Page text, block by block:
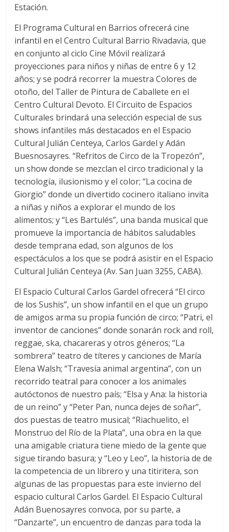
Estación.
El Programa Cultural en Barrios ofrecerá cine
infantil en el Centro Cultural Barrio Rivadavia, que
en conjunto al ciclo Cine Móvil realizará
proyecciones para niños y niñas de entre 6 y 12
años; y se podrá recorrer la muestra Colores de
otoño, del Taller de Pintura de Caballete en el
Centro Cultural Devoto. El Circuito de Espacios
Culturales brindará una selección especial de sus
shows infantiles más destacados en el Espacio
Cultural Julián Centeya, Carlos Gardel y Adán
Buesnosayres. “Refritos de Circo de la Tropezón”,
un show donde se mezclan el circo tradicional y la
tecnología, ilusionismo y el color; “La cocina de
Giorgio” donde un divertido cocinero italiano invita
a niñas y niños a explorar el mundo de los
alimentos; y “Les Bartulés”, una banda musical que
promueve la importancia de hábitos saludables
desde temprana edad, son algunos de los
espectáculos a los que se podrá asistir en el Espacio
Cultural Julián Centeya (Av. San Juan 3255, CABA).
El Espacio Cultural Carlos Gardel ofrecerá “El circo
de los Sushis”, un show infantil en el que un grupo
de amigos arma su propia función de circo; “Patri, el
inventor de canciones” donde sonarán rock and roll,
reggae, ska, chacareras y otros géneros; “La
sombrera” teatro de títeres y canciones de María
Elena Walsh; “Travesía animal argentina”, con un
recorrido teatral para conocer a los animales
autóctonos de nuestro país; “Elsa y Ana: la historia
de un reino” y “Peter Pan, nunca dejes de soñar”,
dos puestas de teatro musical; “Riachuelito, el
Monstruo del Río de la Plata”, una obra en la que
una amigable criatura tiene miedo de la gente que
sigue tirando basura; y “Leo y Leo”, la historia de de
la competencia de un librero y una titiritera, son
algunas de las propuestas para este invierno del
espacio cultural Carlos Gardel. El Espacio Cultural
Adán Buenosayres convoca, por su parte, a
“Danzarte”, un encuentro de danzas para toda la